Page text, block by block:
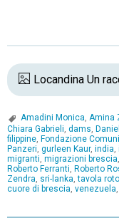
Locandina Un
Amadini Monica, Amina
Chiara Gabrieli, dams,
filippine, Fondazione
Panzeri, gurleen Kaur, india,
migranti, migrazioni brescia,
Roberto Ferranti, Roberto
Zendra, sri-lanka,tavola
cuore di brescia, venezuela,